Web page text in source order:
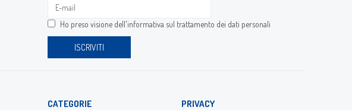
Ho preso visione dell'informativa sul trattamento dei dati personali
CATEGORIE PRIVACY